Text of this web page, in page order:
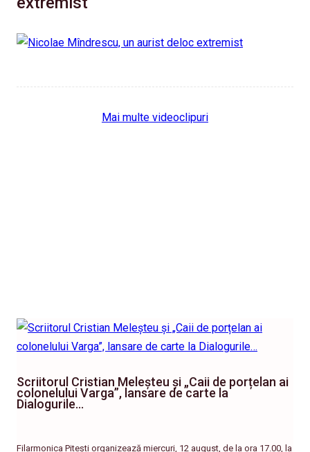
Mai multe videoclipuri
Scriitorul Cristian Meleșteu și „Caii de porțelan ai
colonelului Varga”, lansare de carte la
Dialogurile…
Filarmonica Pitești organizează miercuri, 12 august, de la ora 17.00, la